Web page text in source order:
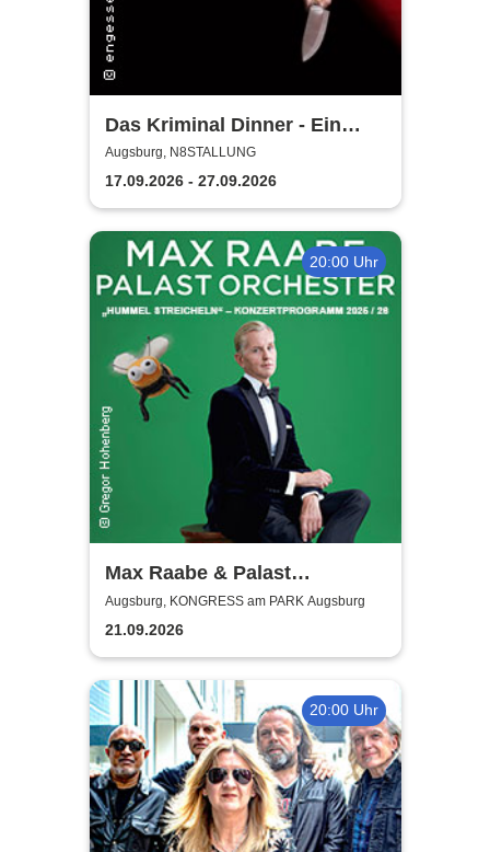
Das Kriminal Dinner - Ein
Kommissar zum Sterben
Augsburg, N8STALLUNG
17.09.2026 - 27.09.2026
20:00 Uhr
Max Raabe & Palast
Orchester - Hummel
streicheln
Augsburg, KONGRESS am PARK Augsburg
21.09.2026
20:00 Uhr